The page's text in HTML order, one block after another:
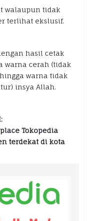
walaupun tidak
terlihat ekslusif.
hasil cetak
warna cerah (tidak
warna tidak
insya Allah.
Tokopedia
terdekat di kota